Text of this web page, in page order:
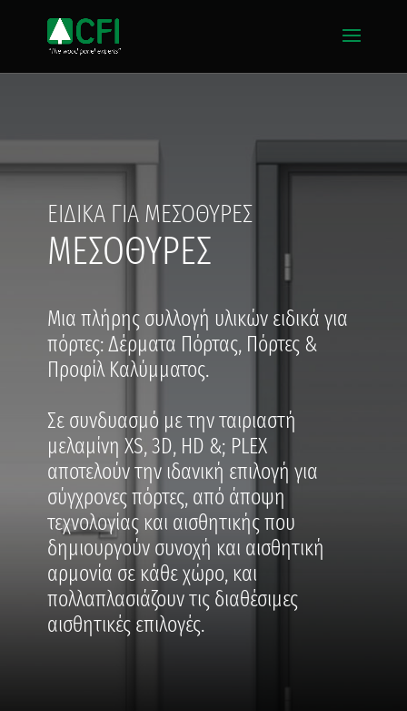
ΕΙΔΙΚΑ ΓΙΑ ΜΕΣΟΘΥΡΕΣ
ΜΕΣΟΘΥΡΕΣ
Μια πλήρης συλλογή υλικών ειδικά για
πόρτες: Δέρματα Πόρτας, Πόρτες &
Προφίλ Καλύμματος.
Σε συνδυασμό με την ταιριαστή
μελαμίνη XS, 3D, HD &; PLEX
αποτελούν την ιδανική επιλογή για
σύγχρονες πόρτες, από άποψη
τεχνολογίας και αισθητικής που
δημιουργούν συνοχή και αισθητική
αρμονία σε κάθε χώρο, και
πολλαπλασιάζουν τις διαθέσιμες
αισθητικές επιλογές.